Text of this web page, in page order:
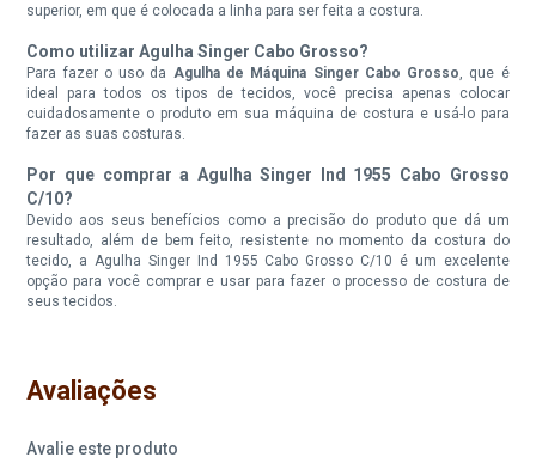
superior, em que é colocada a linha para ser feita a costura.
Como utilizar Agulha Singer Cabo Grosso?
Para fazer o uso da Agulha de Máquina Singer Cabo Grosso , que é
ideal para todos os tipos de tecidos, você precisa apenas colocar
cuidadosamente o produto em sua máquina de costura e usá-lo para
fazer as suas costuras.
Por que comprar a Agulha Singer Ind 1955 Cabo Grosso
C/10?
Devido aos seus benefícios como a precisão do produto que dá um
resultado, além de bem feito, resistente no momento da costura do
tecido, a Agulha Singer Ind 1955 Cabo Grosso C/10 é um excelente
opção para você comprar e usar para fazer o processo de costura de
seus tecidos.
Avaliações
Avalie este produto